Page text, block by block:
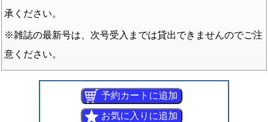
承ください。
※雑誌の最新号は、次号受入までは貸出できませんのでご注
意ください。